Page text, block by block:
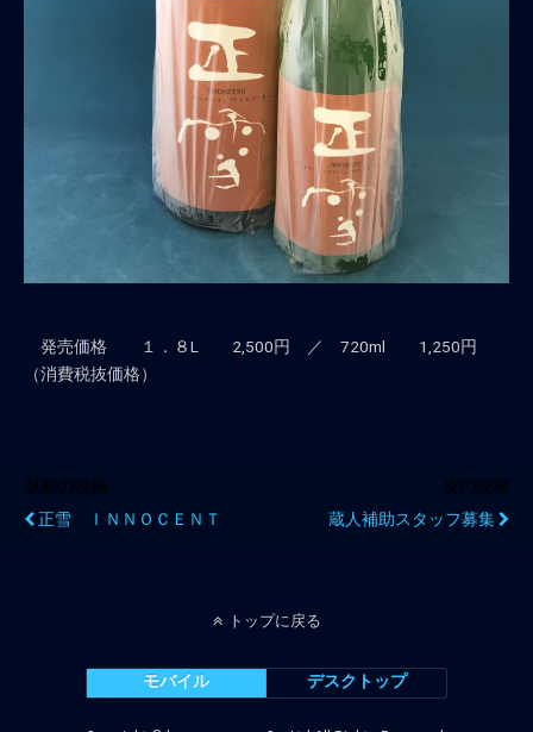
発売価格 １．８L 2,500円 ／ 720ml 1,250円
（消費税抜価格）
以前の投稿
正雪 ＩＮＮＯＣＥＮＴ
次の投稿
蔵人補助スタッフ募集
トップに戻る
モバイル デスクトップ